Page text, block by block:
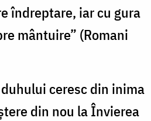
îndreptare, iar cu gura
mântuire” (Romani
ceresc din inima
din nou la Învierea